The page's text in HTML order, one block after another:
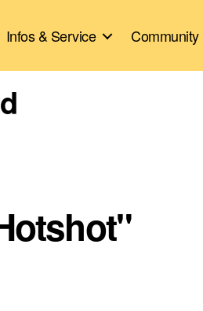
Infos & Service Community